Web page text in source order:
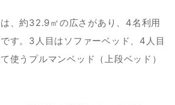
、約32.9㎡の広さがあり、4名利用
す。3人目はソファーベッド、4人目
使うプルマンベッド（上段ベッド）